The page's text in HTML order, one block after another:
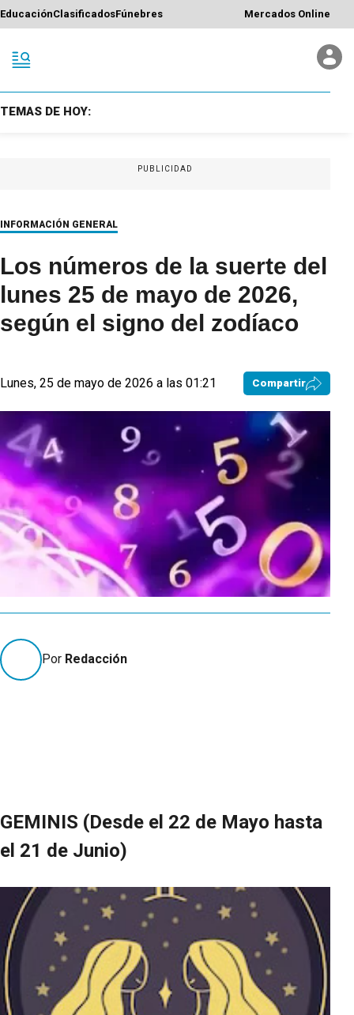
EducaciónClasificadosFúnebres Mercados Online
TEMAS DE HOY:
PUBLICIDAD
INFORMACIÓN GENERAL
Los números de la suerte del
lunes 25 de mayo de 2026,
según el signo del zodíaco
Lunes, 25 de mayo de 2026 a las 01:21 Compartir
Por Redacción
GEMINIS (Desde el 22 de Mayo hasta
el 21 de Junio)